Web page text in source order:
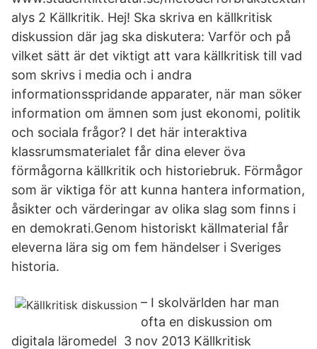
alys 2 Källkritik. Hej! Ska skriva en källkritisk
diskussion där jag ska diskutera: Varför och på
vilket sätt är det viktigt att vara källkritisk till vad
som skrivs i media och i andra
informationsspridande apparater, när man söker
information om ämnen som just ekonomi, politik
och sociala frågor? I det här interaktiva
klassrumsmaterialet får dina elever öva
förmågorna källkritik och historiebruk. Förmågor
som är viktiga för att kunna hantera information,
åsikter och värderingar av olika slag som finns i
en demokrati.Genom historiskt källmaterial får
eleverna lära sig om fem händelser i Sveriges
historia.
– I skolvärlden har man
ofta en diskussion om
digitala läromedel 3 nov 2013 Källkritisk